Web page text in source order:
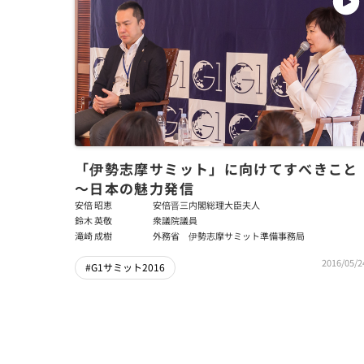
「伊勢志摩サミット」に向けてすべきこと
～日本の魅力発信
安倍 昭恵
安倍晋三内閣総理大臣夫人
鈴木 英敬
衆議院議員
滝崎 成樹
外務省 伊勢志摩サミット準備事務局
#G1サミット2016 2016/05/